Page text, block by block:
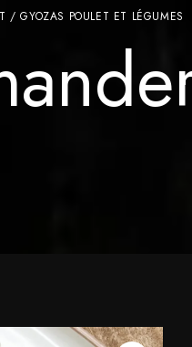
/ GYOZAS POULET ET LÉGUMES